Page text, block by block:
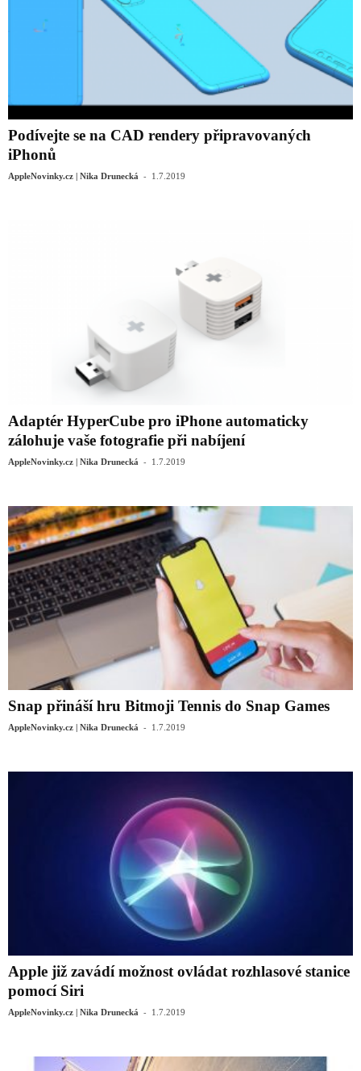
Podívejte se na CAD rendery připravovaných
iPhonů
AppleNovinky.cz | Nika Drunecká - 1.7.2019
Adaptér HyperCube pro iPhone automaticky
zálohuje vaše fotografie při nabíjení
AppleNovinky.cz | Nika Drunecká - 1.7.2019
Snap přináší hru Bitmoji Tennis do Snap Games
AppleNovinky.cz | Nika Drunecká - 1.7.2019
Apple již zavádí možnost ovládat rozhlasové stanice
pomocí Siri
AppleNovinky.cz | Nika Drunecká - 1.7.2019